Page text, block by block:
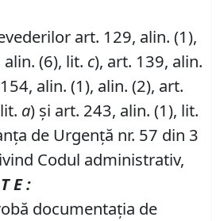
art. 129, alin. (1),
alin. (6), lit. c), art. 139, alin.
alin. (1), alin. (2), art.
a) și art. 243, alin. (1), lit.
de Urgență nr. 57 din 3
Codul administrativ,
E :
documentaţia de